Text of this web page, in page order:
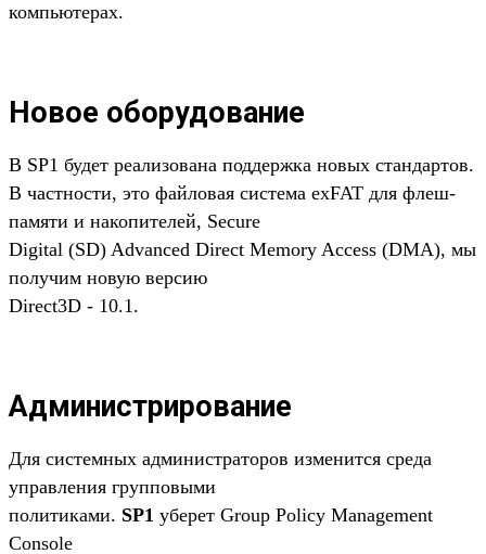
компьютерах.
Новое оборудование
В SP1 будет реализована поддержка новых стандартов.
В частности, это файловая система exFAT для флеш-
памяти и накопителей, Secure
Digital (SD) Advanced Direct Memory Access (DMA), мы
получим новую версию
Direct3D - 10.1.
Администрирование
Для системных администраторов изменится среда
управления групповыми
политиками. SP1 уберет Group Policy Management
Console